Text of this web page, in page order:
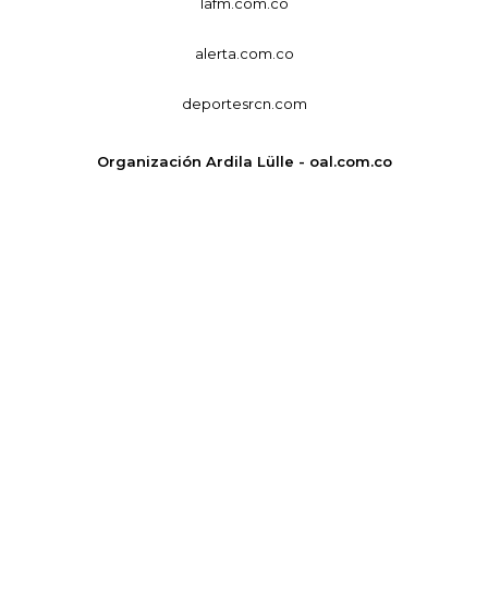
lafm.com.co
alerta.com.co
deportesrcn.com
Organización Ardila Lülle - oal.com.co